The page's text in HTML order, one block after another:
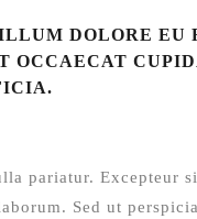
DOLORE EU
OCCAECAT
pariatur. Excepteur
Sed ut